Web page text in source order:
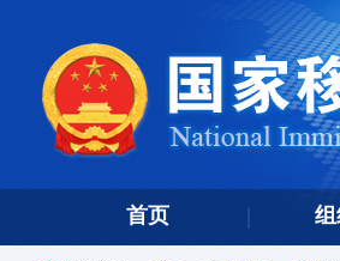
首页